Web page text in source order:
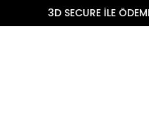
3D SECURE İLE ÖDEME